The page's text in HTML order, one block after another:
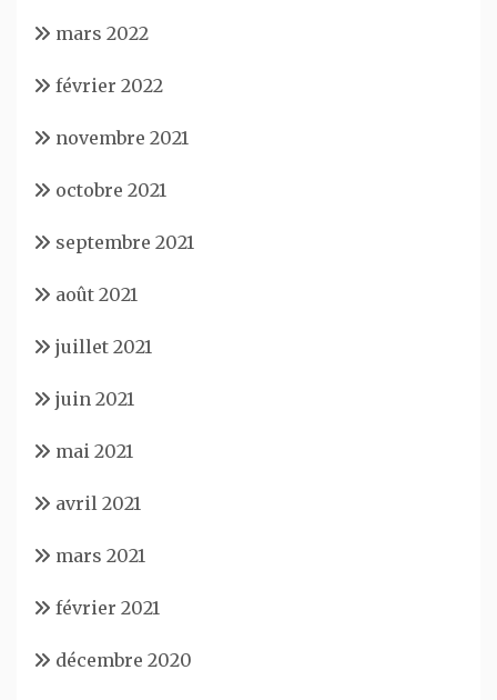
mars 2022
février 2022
novembre 2021
octobre 2021
septembre 2021
août 2021
juillet 2021
juin 2021
mai 2021
avril 2021
mars 2021
février 2021
décembre 2020